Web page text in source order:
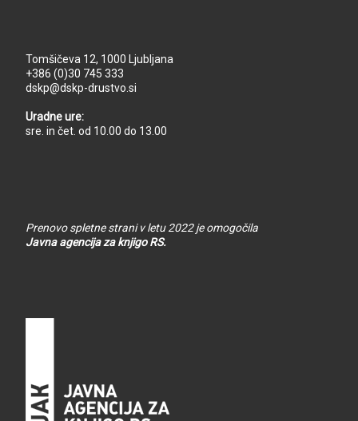
Tomšičeva 12, 1000 Ljubljana
+386 (0)30 745 333
dskp@dskp-drustvo.si
Uradne ure:
sre. in čet. od 10.00 do 13.00
Prenovo spletne strani v letu 2022 je omogočila
Javna agencija za knjigo RS.